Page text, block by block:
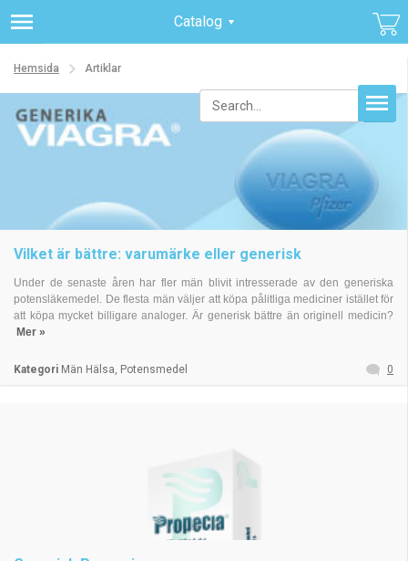
Catalog
Hemsida Artiklar
Vilket är bättre: varumärke eller generisk
Under de senaste åren har fler män blivit intresserade av den generiska
potensläkemedel. De flesta män väljer att köpa pålitliga mediciner istället för
att köpa mycket billigare analoger. Är generisk bättre än originell medicin?
Mer »
Kategori Män Hälsa, Potensmedel 0